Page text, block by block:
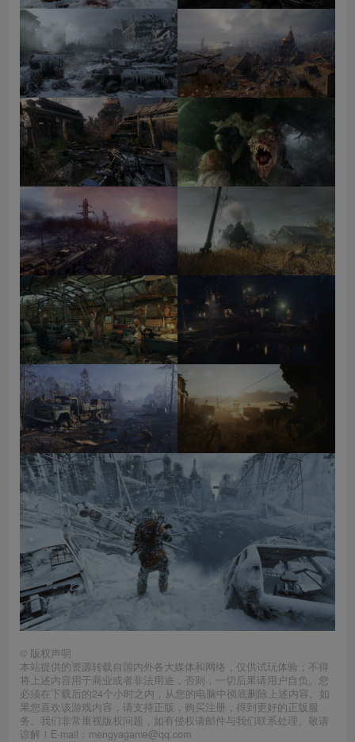
© 版权声明
本站提供的资源转载自国内外各大媒体和网络，仅供试玩体验；不得
将上述内容用于商业或者非法用途，否则，一切后果请用户自负。您
必须在下载后的24个小时之内，从您的电脑中彻底删除上述内容。如
果您喜欢该游戏内容，请支持正版，购买注册，得到更好的正版服
务。我们非常重视版权问题，如有侵权请邮件与我们联系处理。敬请
谅解！E-mail：mengyagame@qq.com